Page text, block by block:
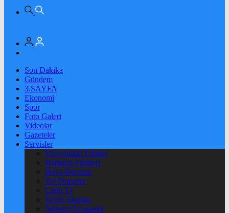
Son Dakika
Gündem
3.SAYFA
Ekonomi
Spor
Foto Galeri
Videolar
Gazeteler
Servisler
Vizyondaki Filmler
Haftanin Filmleri
Hava Durumu
Yol Durumu
Canlı Tv
Yayın Akışları
Nöbetçi Eczaneler